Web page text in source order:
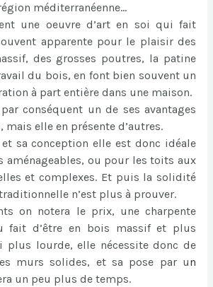
méditerranéenne…
une oeuvre d’art en soi qui fait
apparente pour le plaisir des
des grosses poutres, la patine
du bois, en font bien souvent un
à part entière dans une maison.
conséquent un de ses avantages
elle en présente d’autres.
sa conception elle est donc idéale
aménageables, ou pour les toits aux
et complexes. Et puis la solidité
n’est plus à prouver.
on notera le prix, une charpente
fait d’être en bois massif et plus
plus lourde, elle nécessite donc de
murs solides, et sa pose par un
un peu plus de temps.